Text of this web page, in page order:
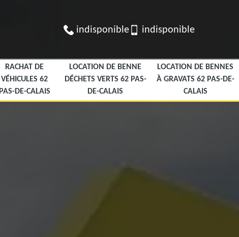
indisponible indisponible
RACHAT DE
VÉHICULES 62
PAS-DE-CALAIS
LOCATION DE BENNE
DÉCHETS VERTS 62 PAS-
DE-CALAIS
LOCATION DE BENNES
À GRAVATS 62 PAS-DE-
CALAIS